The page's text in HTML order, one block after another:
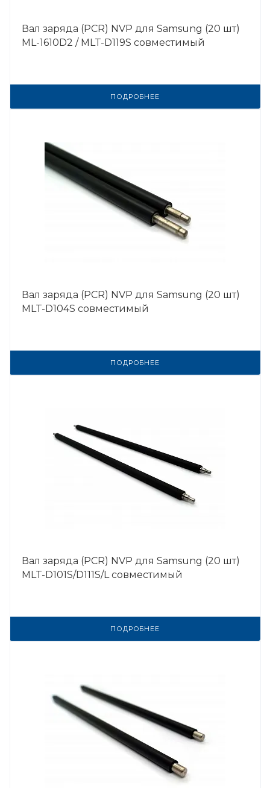
Вал заряда (PCR) NVP для Samsung (20 шт)
ML-1610D2 / MLT-D119S совместимый
ПОДРОБНЕЕ
Вал заряда (PCR) NVP для Samsung (20 шт)
MLT-D104S совместимый
ПОДРОБНЕЕ
Вал заряда (PCR) NVP для Samsung (20 шт)
MLT-D101S/D111S/L совместимый
ПОДРОБНЕЕ